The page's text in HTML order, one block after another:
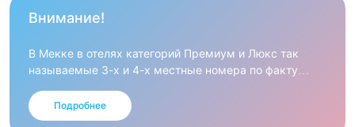
Внимание!
В Мекке в отелях категорий Премиум и Люкс так
называемые 3-х и 4-х местные номера по факту
в которые для размещения дополнительных гостей
устанавливаются передвижные раскладные кровати.
Подробнее